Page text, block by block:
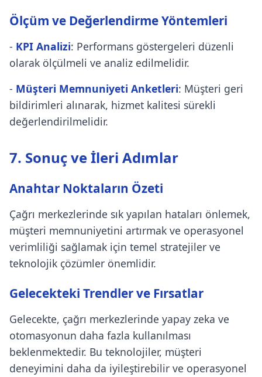
Ölçüm ve Değerlendirme Yöntemleri
- KPI Analizi: Performans göstergeleri düzenli
olarak ölçülmeli ve analiz edilmelidir.
- Müşteri Memnuniyeti Anketleri: Müşteri geri
bildirimleri alınarak, hizmet kalitesi sürekli
değerlendirilmelidir.
7. Sonuç ve İleri Adımlar
Anahtar Noktaların Özeti
Çağrı merkezlerinde sık yapılan hataları önlemek,
müşteri memnuniyetini artırmak ve operasyonel
verimliliği sağlamak için temel stratejiler ve
teknolojik çözümler önemlidir.
Gelecekteki Trendler ve Fırsatlar
Gelecekte, çağrı merkezlerinde yapay zeka ve
otomasyonun daha fazla kullanılması
beklenmektedir. Bu teknolojiler, müşteri
deneyimini daha da iyileştirebilir ve operasyonel